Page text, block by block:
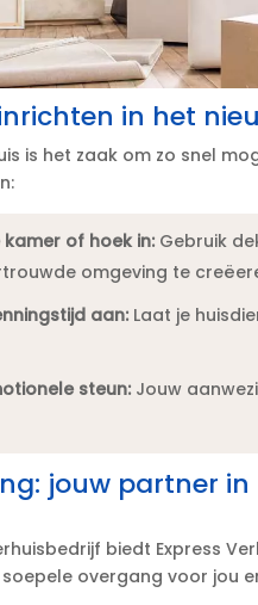
in het
is het zaak om zo snel
of hoek in: Gebruik
omgeving te
aan: Laat je
steun: Jouw
jouw partner
biedt Express
overgang voor jou